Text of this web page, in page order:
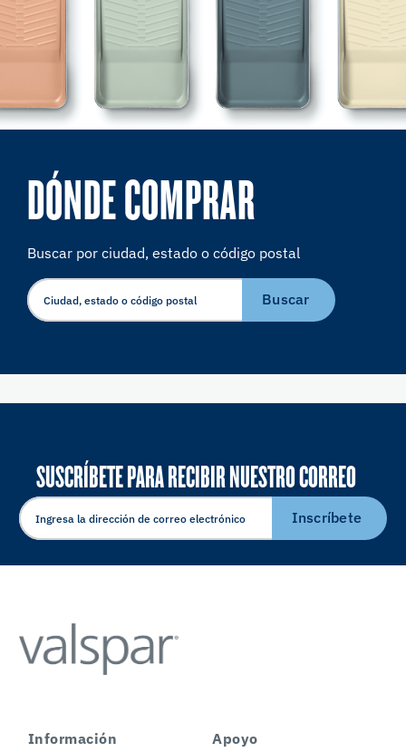
DÓNDE COMPRAR
Buscar por ciudad, estado o código postal
Buscar
SUSCRÍBETE PARA RECIBIR NUESTRO CORREO
ELECTRÓNICO
Inscríbete
Información
Apoyo